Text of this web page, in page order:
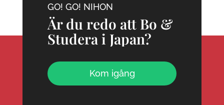
GO! GO! NIHON
Är du redo att Bo &
Studera i Japan?
Kom igång